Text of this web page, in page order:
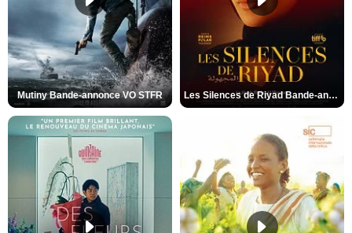
Mutiny Bande-annonce VO STFR Les Silences de Riyad Bande-annonce VO STFR